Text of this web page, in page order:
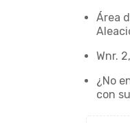
Área
Wnr.
¿No
con